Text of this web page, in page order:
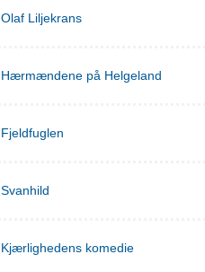
Olaf Liljekrans
Hærmændene på Helgeland
Fjeldfuglen
Svanhild
Kjærlighedens komedie